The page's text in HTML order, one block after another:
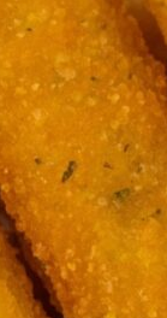
Polévky a hotová jídla